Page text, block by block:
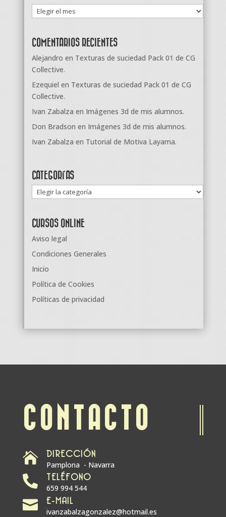
Archivos
COMENTARIOS RECIENTES
Alejandro en Texturas de suciedad Pack 01 de CG
Collective.
Ezequiel en Texturas de suciedad Pack 01 de CG
Collective.
Ivan Zabalza en Imágenes 3d de mis alumnos.
Don Bradson en Imágenes 3d de mis alumnos.
Ivan Zabalza en Tutorial de Motiva Layama.
CATEGORÍAS
Categorías
CURSOS ONLINE
Aviso legal
Condiciones Generales
Inicio
Política de Cookies
Políticas de privacidad
CONTACTO
 DIRECCIÓN
Pamplona - Navarra
 TELÉFONO
659 994 544
 E-MAIL
ivanzabalzagonzalez@hotmail.es